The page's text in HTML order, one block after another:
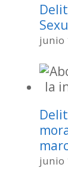
junio
junio